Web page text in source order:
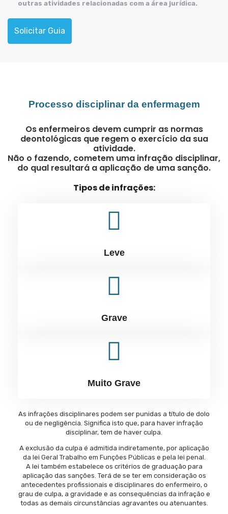
outras atividades relacionadas com a área jurídica.
Solicitar Guia
Processo disciplinar da enfermagem
Os enfermeiros devem cumprir as normas
deontológicas que regem o exercício da sua
atividade.
Não o fazendo, cometem uma infração disciplinar,
do qual resultará a aplicação de uma sanção.
Tipos de infrações:
Leve
Grave
Muito Grave
As infrações disciplinares podem ser punidas a título de dolo
ou de negligência. Significa isto que, para haver infração
disciplinar, tem de haver culpa.
A exclusão da culpa é admitida indiretamente, por aplicação
da lei Geral Trabalho em Funções Públicas e pela lei penal.
A lei também estabelece os critérios de graduação para
aplicação das sanções. Terá de se ter em consideração os
antecedentes profissionais e disciplinares do enfermeiro, o
grau de culpa, a gravidade e as consequências da infração e
todas as demais circunstâncias agravantes ou atenuantes.